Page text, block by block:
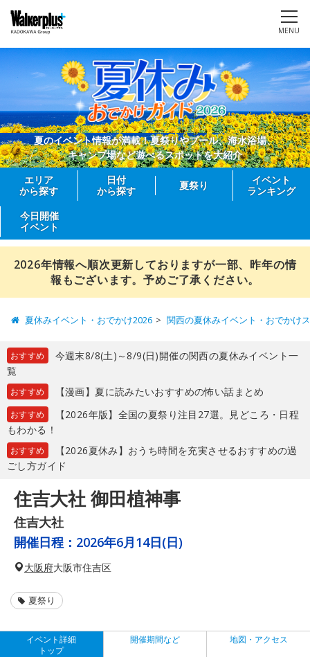
MENU
夏のイベント情報が満載！夏祭りやプール、海水浴場、
キャンプ場など遊べるスポットを大紹介
エリア
から探す
日付
から探す
夏祭り
イベント
ランキング
今日開催
イベント
2026年情報へ順次更新しておりますが一部、昨年の情
報もございます。予めご了承ください。
夏休みイベント・おでかけ2026 関西の夏休みイベント・おでかけ
おすすめ
今週末8/8(土)～8/9(日)開催の関西の夏休みイベント一
覧
おすすめ 【漫画】夏に読みたいおすすめの怖い話まとめ
おすすめ
【2026年版】全国の夏祭り注目27選。見どころ・日程
もわかる！
おすすめ
【2026夏休み】おうち時間を充実させるおすすめの過
ごし方ガイド
住吉大社 御田植神事
住吉大社
開催日程： 2026年6月14日(日)
大阪府大阪市住吉区
夏祭り
イベント詳細
トップ
開催期間など 地図・アクセス